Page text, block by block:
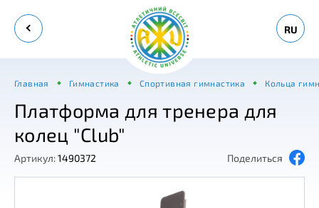
RU
Главная Гимнастика Спортивная гимнастика Кольца
Артикул:1490372 Поделиться
Платформа для тренера для
колец "Club"